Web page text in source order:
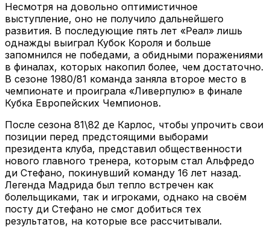
Несмотря на довольно оптимистичное
выступление, оно не получило дальнейшего
развития. В последующие пять лет «Реал» лишь
однажды выиграл Кубок Короля и больше
запомнился не победами, а обидными поражениями
в финалах, которых накопил более, чем достаточно.
В сезоне 1980/81 команда заняла второе место в
чемпионате и проиграла «Ливерпулю» в финале
Кубка Европейских Чемпионов.
После сезона 81\82 де Карлос, чтобы упрочить свои
позиции перед предстоящими выборами
президента клуба, представил общественности
нового главного тренера, которым стал Альфредо
ди Стефано, покинувший команду 16 лет назад.
Легенда Мадрида был тепло встречен как
болельщиками, так и игроками, однако на своём
посту ди Стефано не смог добиться тех
результатов, на которые все рассчитывали.